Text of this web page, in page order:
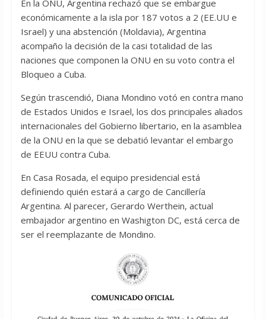
En la ONU, Argentina rechazó que se embargue
económicamente a la isla por 187 votos a 2 (EE.UU e
Israel) y una abstención (Moldavia), Argentina
acompaño la decisión de la casi totalidad de las
naciones que componen la ONU en su voto contra el
Bloqueo a Cuba.
Según trascendió, Diana Mondino votó en contra mano
de Estados Unidos e Israel, los dos principales aliados
internacionales del Gobierno libertario, en la asamblea
de la ONU en la que se debatió levantar el embargo
de EEUU contra Cuba.
En Casa Rosada, el equipo presidencial está
definiendo quién estará a cargo de Cancillería
Argentina. Al parecer, Gerardo Werthein, actual
embajador argentino en Washigton DC, está cerca de
ser el reemplazante de Mondino.